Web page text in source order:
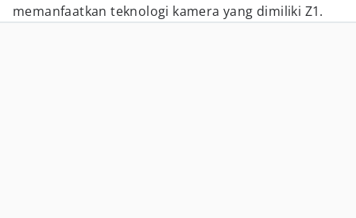
memanfaatkan teknologi kamera yang dimiliki Z1.